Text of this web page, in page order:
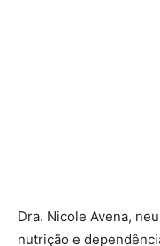
Dra. Nicole Avena,
nutrição e